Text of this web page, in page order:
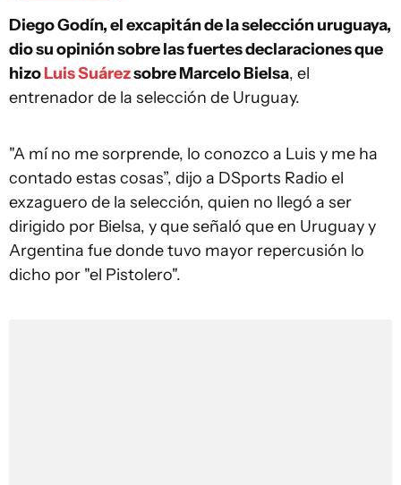
Diego Godín, el excapitán de la selección uruguaya,
dio su opinión sobre las fuertes declaraciones que
hizoLuis Suárezsobre Marcelo Bielsa, el
entrenador de la selección de Uruguay.
"A mí no me sorprende, lo conozco a Luis y me ha
contado estas cosas”, dijo a DSports Radio el
exzaguero de la selección, quien no llegó a ser
dirigido por Bielsa, y que señaló que en Uruguay y
Argentina fue donde tuvo mayor repercusión lo
dicho por "el Pistolero".